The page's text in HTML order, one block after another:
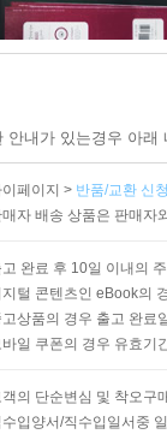
내가 있는경우 아
이페이지 > 반품/교환 신
매자 배송 상품은 판매자
고 완료 후 10일 이내의
지털 콘텐츠인 eBook의
고상품의 경우 출고 완료
바일 쿠폰의 경우 유효기
객의 단순변심 및 착오구
수입양서/직수입일서중